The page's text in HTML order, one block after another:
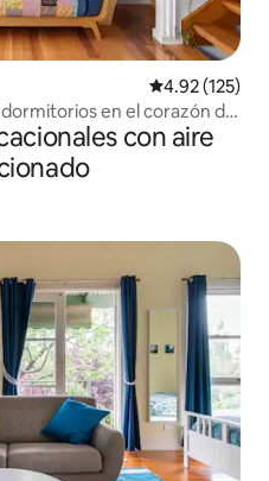
Calificación
4.92 (125)
en el corazón de
con aire